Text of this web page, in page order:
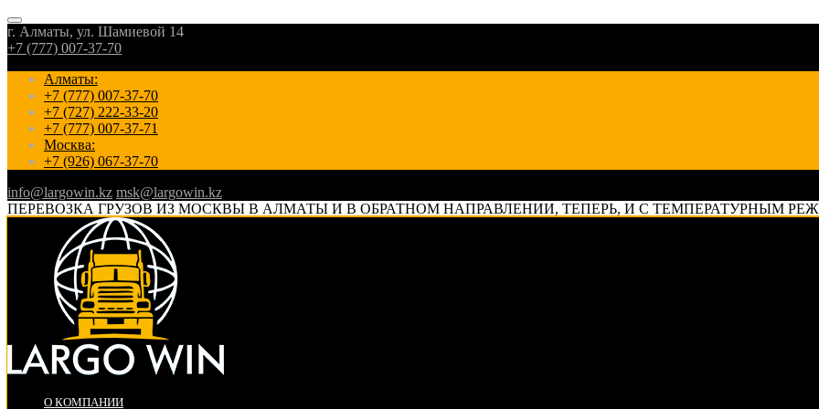
г. Алматы, ул. Шамиевой 14
+7 (777) 007-37-70
Алматы:
+7 (777) 007-37-70
+7 (727) 222-33-20
+7 (777) 007-37-71
Москва:
+7 (926) 067-37-70
info@largowin.kz msk@largowin.kz
ПЕРЕВОЗКА ГРУЗОВ ИЗ МОСКВЫ В АЛМАТЫ И В ОБРАТНОМ НАПРАВЛЕНИИ, ТЕПЕРЬ, И С ТЕМПЕРАТУРНЫМ
О КОМПАНИИ